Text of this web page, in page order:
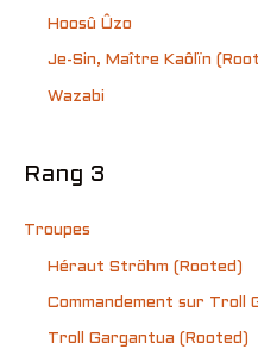
Hoosû Ûzo
Je-Sin, Maître Kaôlïn
Wazabi
Rang 3
Troupes
Héraut Ströhm (Rooted)
Commandement sur Troll
Troll Gargantua (Rooted)